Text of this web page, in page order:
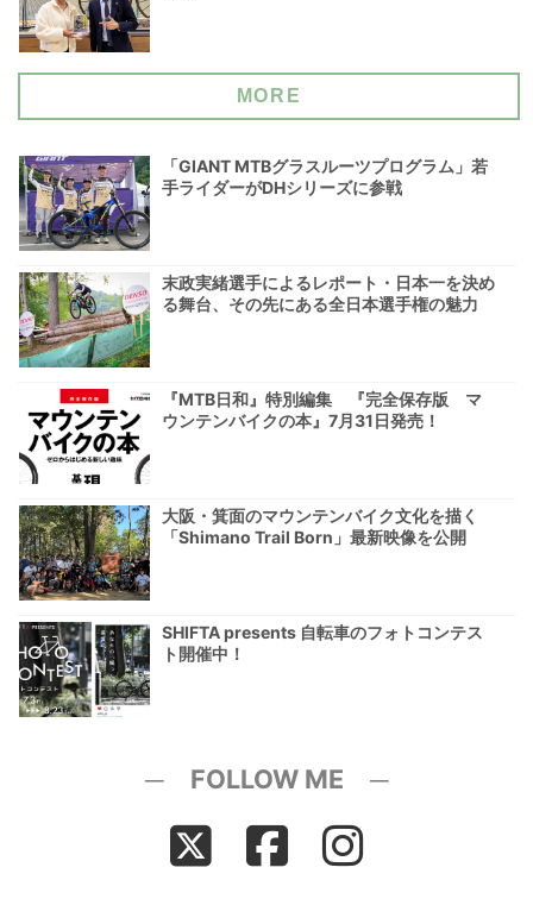
MORE
「GIANT MTBグラスルーツプログラム」若
手ライダーがDHシリーズに参戦
末政実緒選手によるレポート・日本一を決め
る舞台、その先にある全日本選手権の魅力
『MTB日和』特別編集 『完全保存版 マ
ウンテンバイクの本』7月31日発売！
大阪・箕面のマウンテンバイク文化を描く
「Shimano Trail Born」最新映像を公開
SHIFTA presents 自転車のフォトコンテス
ト開催中！
─ FOLLOW ME ─